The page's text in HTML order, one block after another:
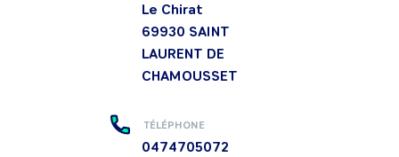
Le Chirat
69930 SAINT
LAURENT DE
CHAMOUSSET
TÉLÉPHONE
0474705072